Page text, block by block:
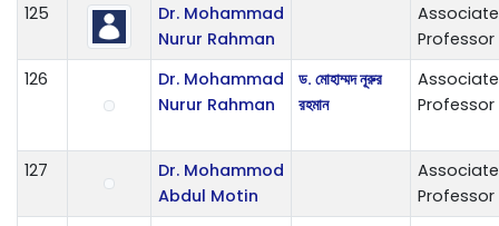
125
Dr. Mohammad
Nurur Rahman
Associate
Professor
126
Dr. Mohammad
Nurur Rahman
ড. মোহাম্মদ নূরুর
রহমান
Associate
Professor
127
Dr. Mohammod
Abdul Motin
Associate
Professor